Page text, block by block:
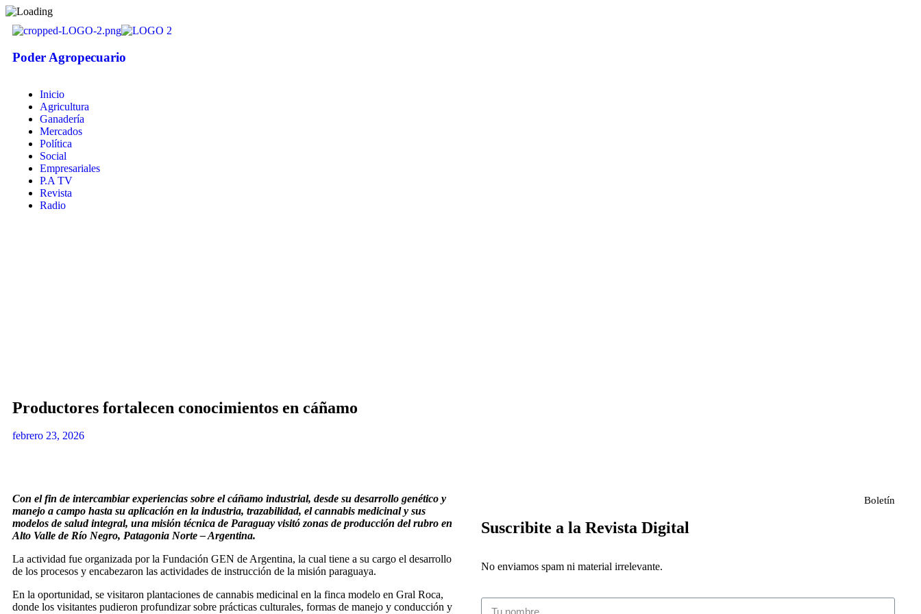
Poder Agropecuario
Inicio
Agricultura
Ganadería
Mercados
Política
Social
Empresariales
P.A TV
Revista
Radio
Productores fortalecen conocimientos en cáñamo
febrero 23, 2026
Con el fin de intercambiar experiencias sobre el cáñamo industrial, desde su desarrollo genético y
manejo a campo hasta su aplicación en la industria, trazabilidad, el cannabis medicinal y sus
modelos de salud integral, una misión técnica de Paraguay visitó zonas de producción del rubro en
Alto Valle de Río Negro, Patagonia Norte – Argentina.
La actividad fue organizada por la Fundación GEN de Argentina, la cual tiene a su cargo el desarrollo
de los procesos y encabezaron las actividades de instrucción de la misión paraguaya.
En la oportunidad, se visitaron plantaciones de cannabis medicinal en la finca modelo en Gral Roca,
donde los visitantes pudieron profundizar sobre prácticas culturales, formas de manejo y conducción y
Boletín
Suscribite a la Revista Digital
No enviamos spam ni material irrelevante.